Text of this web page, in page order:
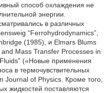
способ охлаждения не
энергии.
в различных
“Ferrohydrodynamics”,
(1985), и Elmars Blums
Mass Transfer Processes in
(«Новые применения
в термочувствительных
Journal of Physics. Кроме того,
жидкостей поставляются